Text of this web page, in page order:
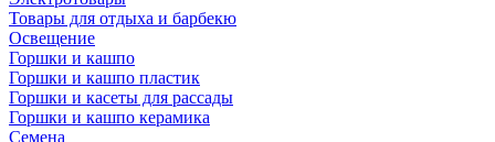
Товары для отдыха и барбекю
Освещение
Горшки и кашпо
Горшки и кашпо пластик
Горшки и касеты для рассады
Горшки и кашпо керамика
Семена